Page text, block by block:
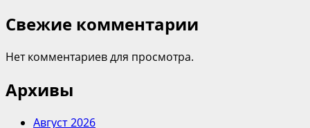
Свежие комментарии
Нет комментариев для просмотра.
Архивы
Август 2026